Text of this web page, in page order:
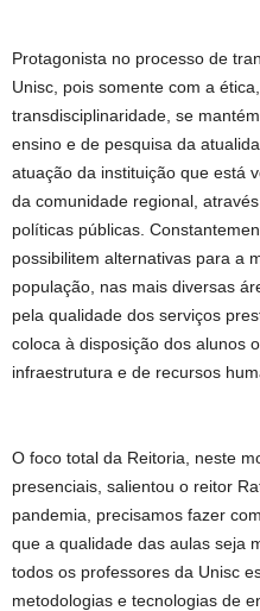
Protagonista no processo de
Unisc, pois somente com a
transdisciplinaridade, se
ensino e de pesquisa da
atuação da instituição que está
da comunidade regional,
políticas públicas.
possibilitem alternativas para a
população, nas mais diversas
pela qualidade dos serviços
coloca à disposição dos alunos
infraestrutura e de recursos
O foco total da Reitoria, neste
presenciais, salientou o reitor
pandemia, precisamos fazer
que a qualidade das aulas seja
todos os professores da Unisc
metodologias e tecnologias de